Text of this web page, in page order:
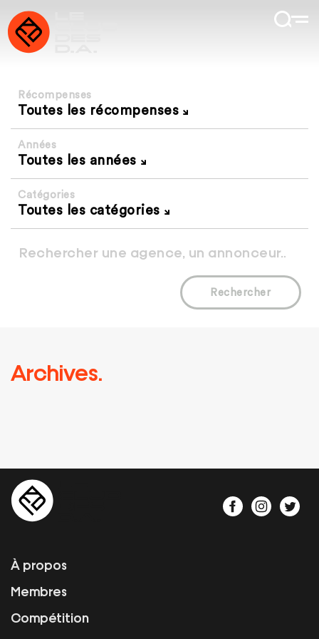
Récompenses
Toutes les récompenses
Années
Toutes les années
Catégories
Toutes les catégories
Rechercher
Archives.
À propos
Membres
Compétition